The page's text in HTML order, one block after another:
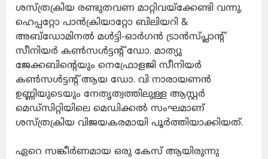
ശസ്ത്രക്രിയ രണ്ടുതവണ മാറ്റിവയ്ക്കേണ്ടി വന്നു.
ഹെപ്പറ്റോ പാൻക്രിയാറ്റോ ബിലിയറി &
അബ്ഡോമിനൽ മൾട്ടി-ഓർഗൻ ട്രാൻസ്പ്ലാൻ്റ്
സീനിയർ കൺസൾട്ടൻ്റ് ഡോ. മാത്യു
ജേക്കബിന്റെയും നെഫ്രോളജി സീനിയർ
കൺസൾട്ടൻ്റ് ആയ ഡോ. വി നാരായണൻ
ഉണ്ണിയുടെയും നേതൃത്വത്തിലുള്ള ആസ്റ്റർ
മെഡ്‌സിറ്റിയിലെ മെഡിക്കൽ സംഘമാണ്
ശസ്ത്രക്രിയ വിജയകരമായി പൂർത്തിയാക്കിയത്.
ഏറെ സങ്കീർണമായ ഒരു കേസ് ആയിരുന്നു